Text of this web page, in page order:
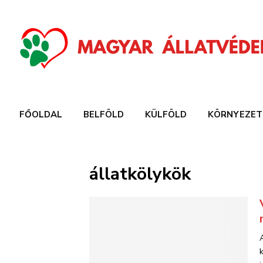
FŐOLDAL BELFÖLD KÜLFÖLD KÖRNYEZET
állatkölykök